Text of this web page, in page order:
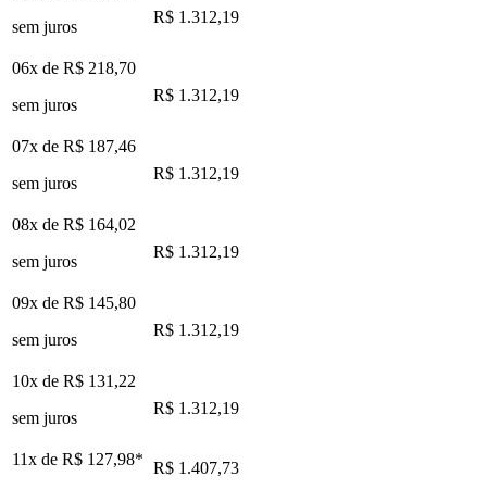
sem juros
R$ 1.312,19
06x de R$ 218,70
sem juros
R$ 1.312,19
07x de R$ 187,46
sem juros
R$ 1.312,19
08x de R$ 164,02
sem juros
R$ 1.312,19
09x de R$ 145,80
sem juros
R$ 1.312,19
10x de R$ 131,22
sem juros
R$ 1.312,19
11x de R$ 127,98* R$ 1.407,73